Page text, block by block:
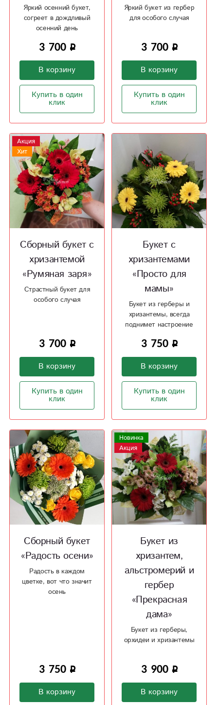
Яркий осенний букет,
согреет в дождливый
осенний день
3 700
В корзину
Купить в один
клик
Яркий букет из гербер
для особого случая
3 700
В корзину
Купить в один
клик
Акция
Хит
Сборный букет с
хризантемой
«Румяная заря»
Страстный букет для
особого случая
3 700
В корзину
Купить в один
клик
Букет с
хризантемами
«Просто для
мамы»
Букет из герберы и
хризантемы, всегда
поднимет настроение
3 750
В корзину
Купить в один
клик
Сборный букет
«Радость осени»
Радость в каждом
цветке, вот что значит
осень
3 750
В корзину
Новинка
Акция
Букет из
хризантем,
альстромерий и
гербер
«Прекрасная
дама»
Букет из герберы,
орхидеи и хризантемы
3 900
В корзину